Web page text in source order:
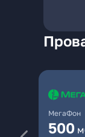
МегаФон
500